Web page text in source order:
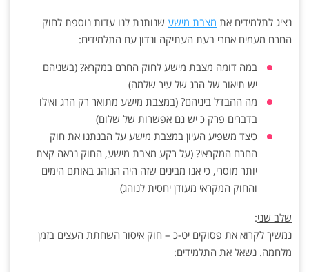
נציג לתלמידים את מצבת מישע שנותנת לנו עדות נוספת לחוק
החרם מעמים אחרי בעת העתיקה ונדון עם התלמידים:
במה דומה מצבת מישע לחוק החרם במקרא? (בשניהם
יש תיאור של הרג של עיר שלמה)
מה ההבדל ביניהם? (במצבת מישע מתואר רק הרג ואילו
בדברים פרק כ יש גם אפשרות של שלום)
כיצד משפיע העיון במצבת מישע על הבנתנו את חוק
החרם המקראי? (על רקע מצבת מישע, החוק נראה קצת
יותר מוסרי, כי אנו מבינים שזה היה הנוהג באותם הימים
והחוק המקראי מעודן יחסית לנוהג)
שלב שני:
נמשיך לקרוא את פסוקים יט-כ – חוק איסור השחתת העצים בזמן
מלחמה. נשאל את התלמידים: